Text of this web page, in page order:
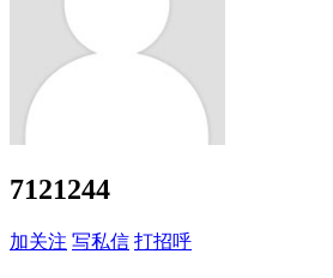
7121244
加关注 写私信 打招呼